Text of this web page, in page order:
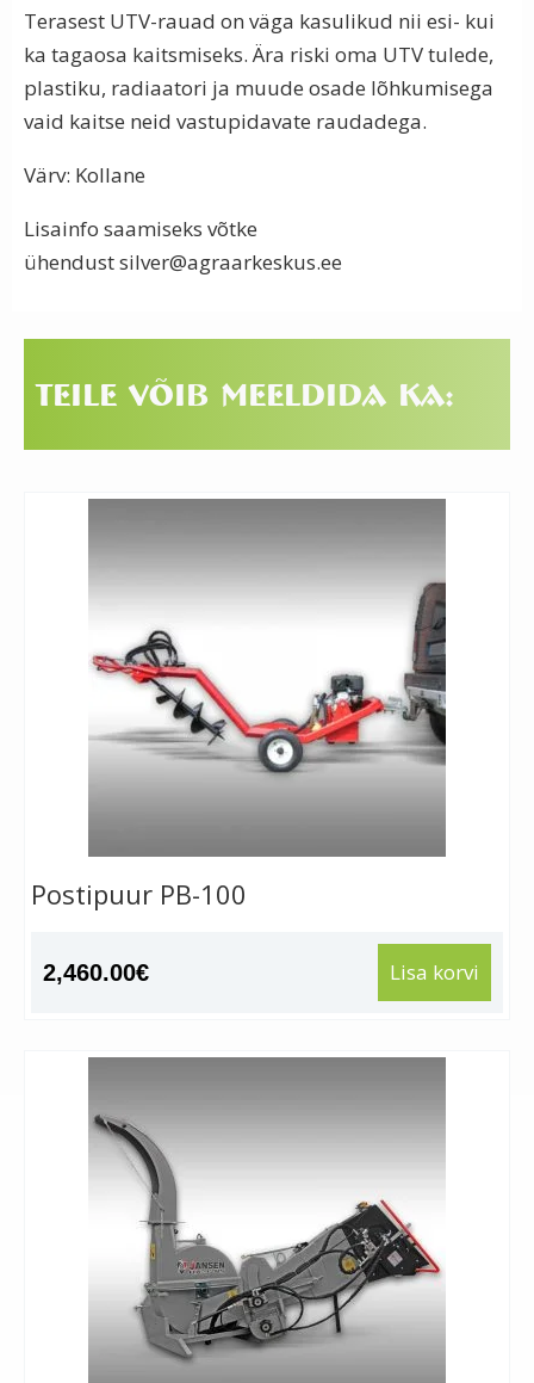
Terasest UTV-rauad on väga kasulikud nii esi- kui
ka tagaosa kaitsmiseks. Ära riski oma UTV tulede,
plastiku, radiaatori ja muude osade lõhkumisega
vaid kaitse neid vastupidavate raudadega.
Värv: Kollane
Lisainfo saamiseks võtke
ühendustsilver@agraarkeskus.ee
Teile võib meeldida ka:
Postipuur PB-100
2,460.00€ Lisa korvi